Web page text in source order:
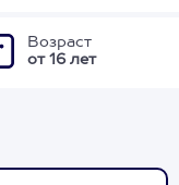
Возраст
от 16 лет